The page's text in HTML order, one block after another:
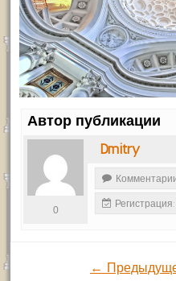
Автор публикации
Dmitry
0
←